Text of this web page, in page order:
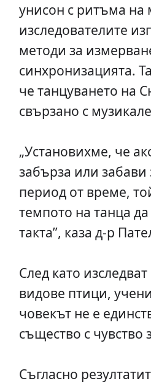
унисон с ритъма на
изследователите
методи за
синхронизацията.
че танцуването на
свързано с
„Установихме, че
забърза или забави
период от време,
темпото на танца
такта”, каза д-р
След като
видове птици,
човекът не е
същество с чувство
Съгласно